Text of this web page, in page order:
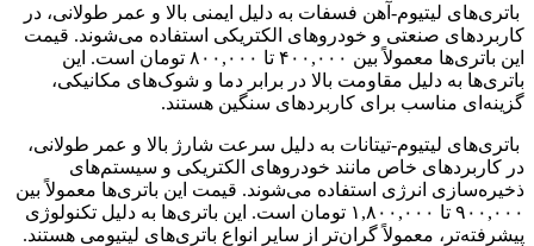
باتری‌های لیتیوم-آهن فسفات به دلیل ایمنی بالا و عمر طولانی، در
کاربردهای صنعتی و خودروهای الکتریکی استفاده می‌شوند. قیمت
این باتری‌ها معمولاً بین ۴۰۰,۰۰۰ تا ۸۰۰,۰۰۰ تومان است. این
باتری‌ها به دلیل مقاومت بالا در برابر دما و شوک‌های مکانیکی،
گزینه‌ای مناسب برای کاربردهای سنگین هستند.
باتری‌های لیتیوم-تیتانات به دلیل سرعت شارژ بالا و عمر طولانی،
در کاربردهای خاص مانند خودروهای الکتریکی و سیستم‌های
ذخیره‌سازی انرژی استفاده می‌شوند. قیمت این باتری‌ها معمولاً بین
۹۰۰,۰۰۰ تا ۱,۸۰۰,۰۰۰ تومان است. این باتری‌ها به دلیل تکنولوژی
پیشرفته‌تر، معمولاً گران‌تر از سایر انواع باتری‌های لیتیومی هستند.